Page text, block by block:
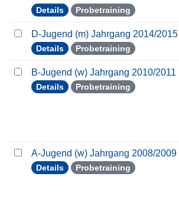
Details Probetraining
D-Jugend (m) Jahrgang 2014/2015
Details Probetraining
B-Jugend (w) Jahrgang 2010/2011
Details Probetraining
A-Jugend (w) Jahrgang 2008/2009
Details Probetraining